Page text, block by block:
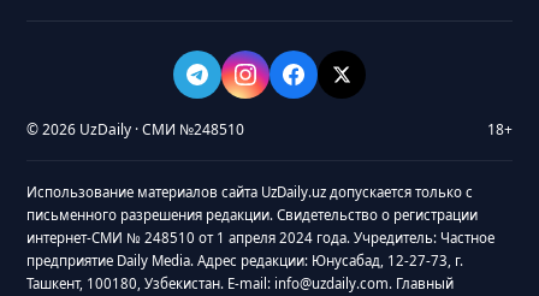
© 2026 UzDaily · СМИ №248510 18+
Использование материалов сайта UzDaily.uz допускается только с
письменного разрешения редакции. Свидетельство о регистрации
интернет-СМИ № 248510 от 1 апреля 2024 года. Учредитель: Частное
предприятие Daily Media. Адрес редакции: Юнусабад, 12-27-73, г.
Ташкент, 100180, Узбекистан. E-mail: info@uzdaily.com. Главный